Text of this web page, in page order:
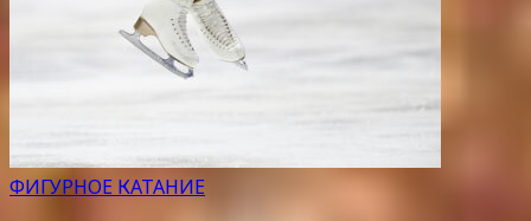
ФИГУРНОЕ КАТАНИЕ